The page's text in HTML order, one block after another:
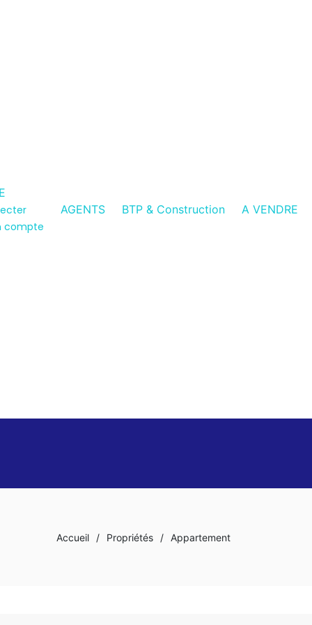
compte
AGENTS BTP & Construction A VENDRE
Accueil / Propriétés / Appartement